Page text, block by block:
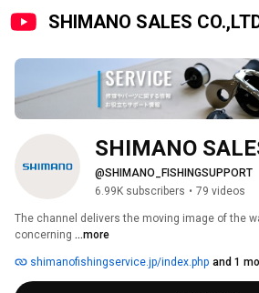
SHIMANO SALES
SHIMANO
@SHIMANO_FISHINGSUPPORT
6.99K subscribers • 79 videos
The channel delivers the moving image of the
concerning ...more
shimanofishingservice.jp/index.php and 1